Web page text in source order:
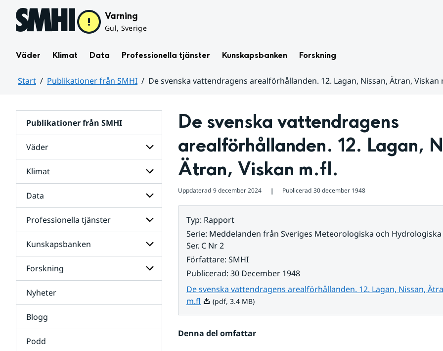
Hoppa till sidans innehåll Varning
Gul, Sverige
Väder Klimat Data Professionella tjänster Kunskapsbanken Forskning
Start Publikationer från SMHI
De svenska vattendragens arealförhållanden. 12. Lagan, Nissan, Ätran, Viskan
Publikationer från SMHI
Väder
Undersidor
för
Väder
Klimat
Undersidor
för
Klimat
Data
Undersidor
för
Data
Professionella tjänster
Undersidor
för
Professionella
tjänster
Kunskapsbanken
Undersidor
för
Kunskapsbanken
Forskning
för
Forskning
Nyheter
Blogg
Podd
De svenska vattendragens
arealförhållanden. 12. Lagan,
Ätran, Viskan m.fl.
Uppdaterad 9 december 2024 ❘ Publicerad 30 december 1948
Typ: Rapport
Serie: Meddelanden från Sveriges Meteorologiska och
Ser. C Nr 2
Författare: SMHI
Publicerad: 30 December 1948
De svenska vattendragens arealförhållanden. 12. Lagan, Nissan,
m.flPdf, 3.4 MB.
(pdf, 3.4 MB)
Denna del omfattar